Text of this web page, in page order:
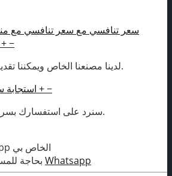
سعر تنافسي مع
+−
لدينا مصنعنا الخاص ويمكننا تقديم أفضل سعر وجودة لك.
استجابة +−
سنرد على استفسارك بسرعة في غضون 24 ساعة.
بحاجة Whatsapp